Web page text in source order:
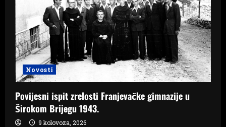
Novosti
Povijesni ispit zrelosti Franjevačke gimnazije u
Širokom Brijegu 1943.
9 kolovoza, 2026